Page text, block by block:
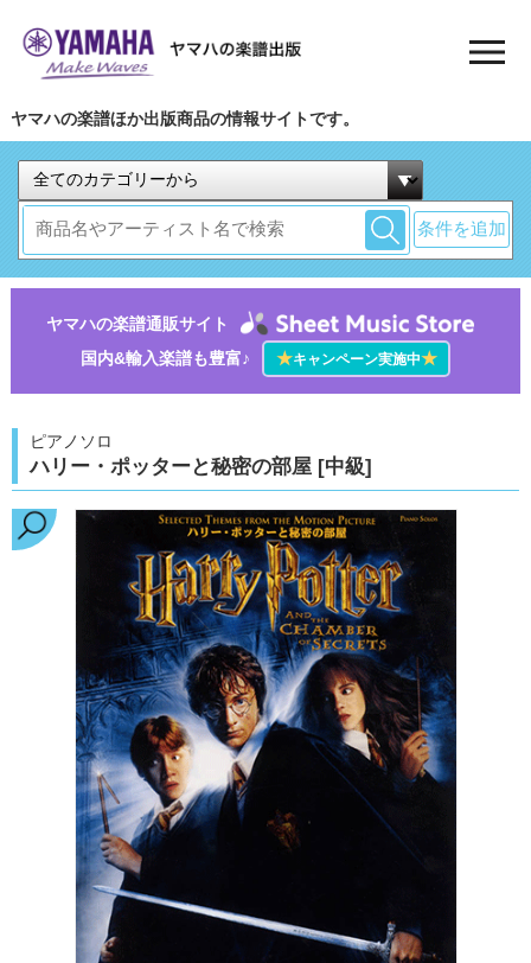
ヤマハの楽譜ほか出版商品の情報サイトです。
条件を追加
ヤマハの楽譜通販サイト
国内&輸入楽譜も豊富♪
★キャンペーン実施中★
ピアノソロ
ハリー・ポッターと秘密の部屋 [中級]